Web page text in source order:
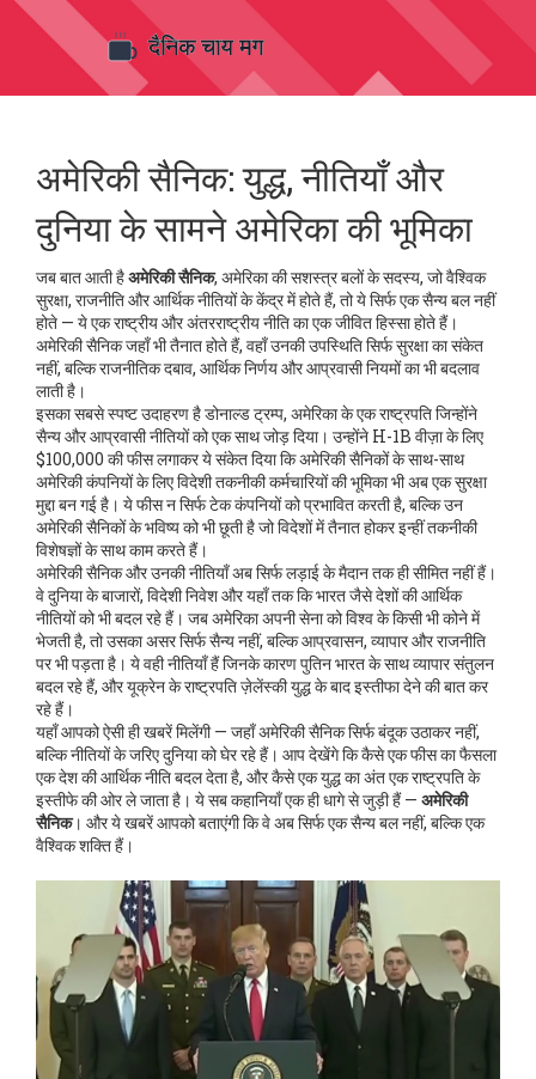
अमेरिकी सैनिक: युद्ध, नीतियाँ और
दुनिया के सामने अमेरिका की भूमिका
जब बात आती हैअमेरिकी सैनिक, अमेरिका की सशस्त्र बलों के सदस्य, जो वैश्विक
सुरक्षा, राजनीति और आर्थिक नीतियों के केंद्र में होते हैं, तो ये सिर्फ एक सैन्य बल नहीं
होते — ये एक राष्ट्रीय और अंतरराष्ट्रीय नीति का एक जीवित हिस्सा होते हैं।
अमेरिकी सैनिक जहाँ भी तैनात होते हैं, वहाँ उनकी उपस्थिति सिर्फ सुरक्षा का संकेत
नहीं, बल्कि राजनीतिक दबाव, आर्थिक निर्णय और आप्रवासी नियमों का भी बदलाव
लाती है।
इसका सबसे स्पष्ट उदाहरण हैडोनाल्ड ट्रम्प, अमेरिका के एक राष्ट्रपति जिन्होंने
सैन्य और आप्रवासी नीतियों को एक साथ जोड़ दिया। उन्होंने H-1B वीज़ा के लिए
$100,000 की फीस लगाकर ये संकेत दिया कि अमेरिकी सैनिकों के साथ-साथ
अमेरिकी कंपनियों के लिए विदेशी तकनीकी कर्मचारियों की भूमिका भी अब एक सुरक्षा
मुद्दा बन गई है। ये फीस न सिर्फ टेक कंपनियों को प्रभावित करती है, बल्कि उन
अमेरिकी सैनिकों के भविष्य को भी छूती है जो विदेशों में तैनात होकर इन्हीं तकनीकी
विशेषज्ञों के साथ काम करते हैं।
अमेरिकी सैनिक और उनकी नीतियाँ अब सिर्फ लड़ाई के मैदान तक ही सीमित नहीं हैं।
वे दुनिया के बाजारों, विदेशी निवेश और यहाँ तक कि भारत जैसे देशों की आर्थिक
नीतियों को भी बदल रहे हैं। जब अमेरिका अपनी सेना को विश्व के किसी भी कोने में
भेजती है, तो उसका असर सिर्फ सैन्य नहीं, बल्कि आप्रवासन, व्यापार और राजनीति
पर भी पड़ता है। ये वही नीतियाँ हैं जिनके कारण पुतिन भारत के साथ व्यापार संतुलन
बदल रहे हैं, और यूक्रेन के राष्ट्रपति ज़ेलेंस्की युद्ध के बाद इस्तीफा देने की बात कर
रहे हैं।
यहाँ आपको ऐसी ही खबरें मिलेंगी — जहाँ अमेरिकी सैनिक सिर्फ बंदूक उठाकर नहीं,
बल्कि नीतियों के जरिए दुनिया को घेर रहे हैं। आप देखेंगे कि कैसे एक फीस का फैसला
एक देश की आर्थिक नीति बदल देता है, और कैसे एक युद्ध का अंत एक राष्ट्रपति के
इस्तीफे की ओर ले जाता है। ये सब कहानियाँ एक ही धागे से जुड़ी हैं — अमेरिकी
सैनिक। और ये खबरें आपको बताएंगी कि वे अब सिर्फ एक सैन्य बल नहीं, बल्कि एक
वैश्विक शक्ति हैं।